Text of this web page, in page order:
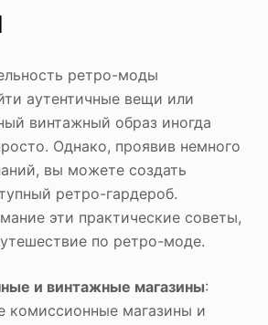
ретро-моды
аутентичные вещи или
винтажный образ иногда
Однако, проявив немного
вы можете создать
ретро-гардероб.
эти практические советы,
по ретро-моде.
и винтажные магазины:
комиссионные магазины и